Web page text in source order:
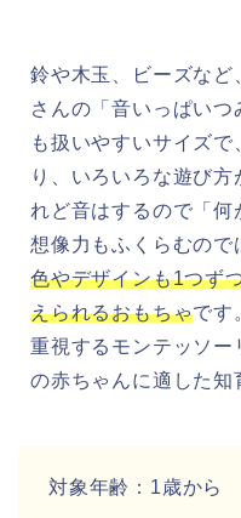
鈴や木玉、ビーズなど
さんの「音いっぱい
も扱いやすいサイズ
り、いろいろな遊び
れど音はするので「何
想像力もふくらむので
色やデザインも1つず
えられるおもちゃです
重視するモンテッソー
の赤ちゃんに適した知
対象年齢：1歳から